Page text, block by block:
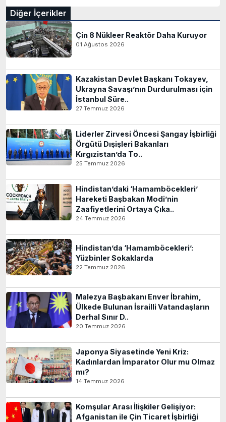
Diğer İçerikler
Çin 8 Nükleer Reaktör Daha Kuruyor
01 Ağustos 2026
Kazakistan Devlet Başkanı Tokayev,
Ukrayna Savaşı’nın Durdurulması için
İstanbul Süre..
27 Temmuz 2026
Liderler Zirvesi Öncesi Şangay İşbirliği
Örgütü Dışişleri Bakanları
Kırgızistan’da To..
25 Temmuz 2026
Hindistan’daki ‘Hamamböcekleri’
Hareketi Başbakan Modi’nin
Zaafiyetlerini Ortaya Çıka..
24 Temmuz 2026
Hindistan’da ‘Hamamböcekleri’:
Yüzbinler Sokaklarda
22 Temmuz 2026
Malezya Başbakanı Enver İbrahim,
Ülkede Bulunan İsrailli Vatandaşların
Derhal Sınır D..
20 Temmuz 2026
Japonya Siyasetinde Yeni Kriz:
Kadınlardan İmparator Olur mu Olmaz
mı?
14 Temmuz 2026
Komşular Arası İlişkiler Gelişiyor:
Afganistan ile Çin Ticaret İşbirliği